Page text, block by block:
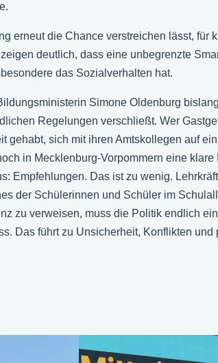
erneut die Chance verstreichen lässt,
deutlich, dass eine unbegrenzte
das Sozialverhalten hat.
Simone Oldenburg
Regelungen verschließt. Wer
gehabt, sich mit ihren Amtskollegen auf
in Mecklenburg-Vorpommern eine
Empfehlungen. Das ist zu wenig.
der Schülerinnen und Schüler im
zu verweisen, muss die Politik endlich
Das führt zu Unsicherheit, Konflikten